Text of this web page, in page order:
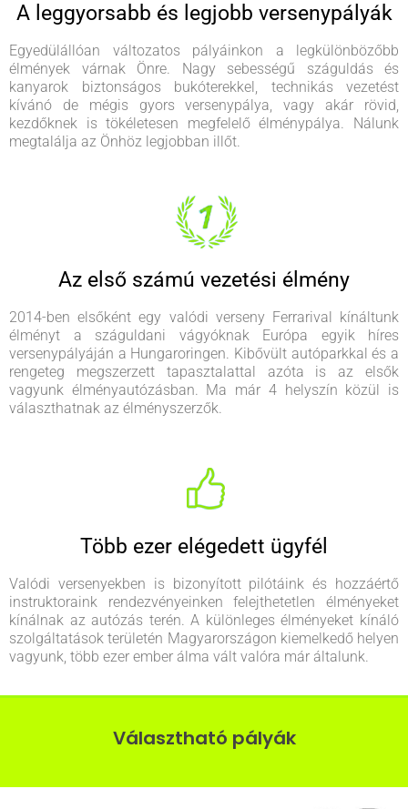
A leggyorsabb és legjobb versenypályák
Egyedülállóan változatos pályáinkon a legkülönbözőbb
élmények várnak Önre. Nagy sebességű száguldás és
kanyarok biztonságos bukóterekkel, technikás vezetést
kívánó de mégis gyors versenypálya, vagy akár rövid,
kezdőknek is tökéletesen megfelelő élménypálya. Nálunk
megtalálja az Önhöz legjobban illőt.
Az első számú vezetési élmény
2014-ben elsőként egy valódi verseny Ferrarival kínáltunk
élményt a száguldani vágyóknak Európa egyik híres
versenypályáján a Hungaroringen. Kibővült autóparkkal és a
rengeteg megszerzett tapasztalattal azóta is az elsők
vagyunk élményautózásban. Ma már 4 helyszín közül is
választhatnak az élményszerzők.
Több ezer elégedett ügyfél
Valódi versenyekben is bizonyított pilótáink és hozzáértő
instruktoraink rendezvényeinken felejthetetlen élményeket
kínálnak az autózás terén. A különleges élményeket kínáló
szolgáltatások területén Magyarországon kiemelkedő helyen
vagyunk, több ezer ember álma vált valóra már általunk.
Választható pályák